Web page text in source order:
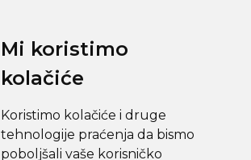
Mi koristimo
kolačiće
Koristimo kolačiće i druge
tehnologije praćenja da bismo
poboljšali vaše korisničko